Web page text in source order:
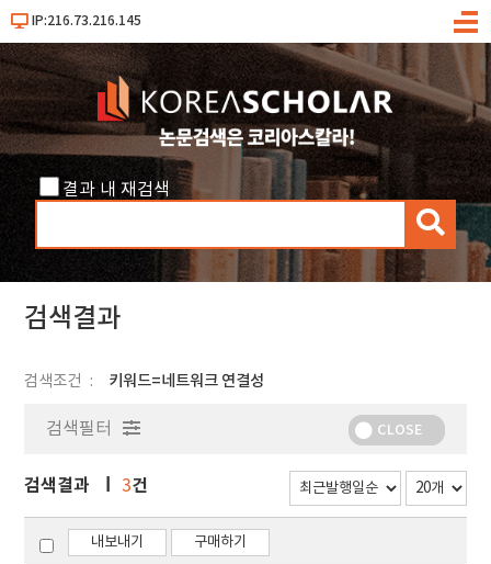
IP:216.73.216.145
메
결과 내 재검색
검
색
검색결과
검색조건 키워드=네트워크 연결성
검색필터 CLOSE
검색결과 3건
내보내기 구매하기